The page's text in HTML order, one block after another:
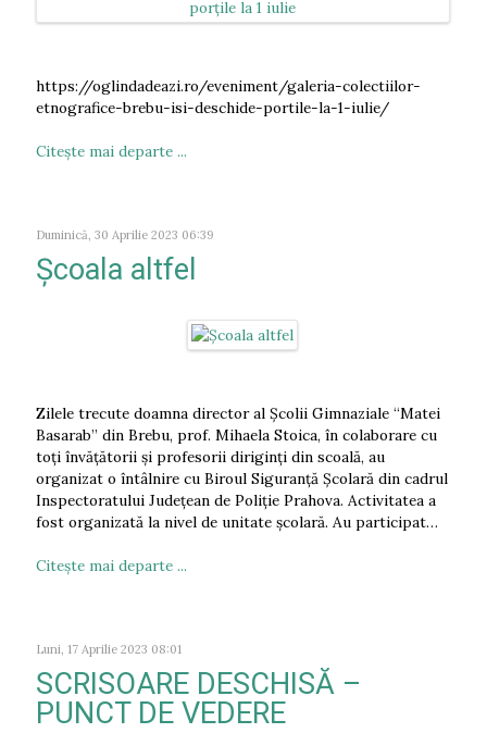
https://oglindadeazi.ro/eveniment/galeria-colectiilor-
etnografice-brebu-isi-deschide-portile-la-1-iulie/
Citeşte mai departe ...
Duminică, 30 Aprilie 2023 06:39
Școala altfel
Zilele trecute doamna director al Școlii Gimnaziale “Matei
Basarab” din Brebu, prof. Mihaela Stoica, în colaborare cu
toți învățătorii și profesorii diriginți din scoală, au
organizat o întâlnire cu Biroul Siguranță Școlară din cadrul
Inspectoratului Județean de Poliție Prahova. Activitatea a
fost organizată la nivel de unitate școlară. Au participat…
Citeşte mai departe ...
Luni, 17 Aprilie 2023 08:01
SCRISOARE DESCHISĂ –
PUNCT DE VEDERE